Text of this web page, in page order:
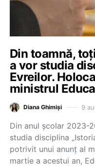
Din toamnă,
a vor studia
Evreilor.
ministrul
Diana Ghimiși 9
Din anul școlar 2023-
studia disciplina
potrivit unui anunț al
martie a acestui an,